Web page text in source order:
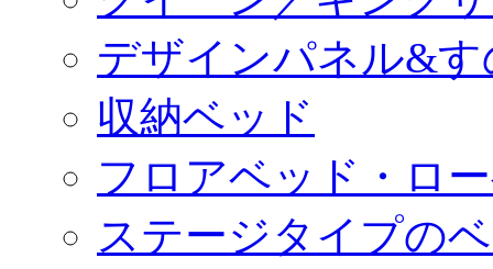
デザインパネル&
収納ベッド
フロアベッド・ロ
ステージタイプの